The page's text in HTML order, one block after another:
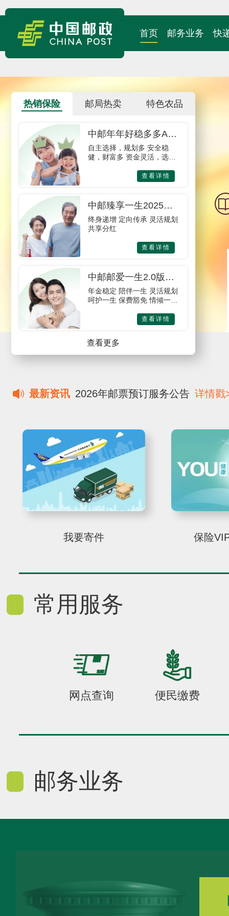
首页 邮务业务 快
热销保险 邮局热卖 特色农品
中邮年年好稳多多A款
年金保险
自主选择，规划多 安全稳
健，财富多 资金灵活，选择
查看详情
中邮臻享一生2025终
身寿险（分红型）
终身递增 定向传承 灵活规划
共享分红
查看详情
中邮邮爱一生2.0版年
金保险
年金稳定 陪伴一生 灵活规划
呵护一生 保费豁免 情倾一生
查看详情
查看更多
最新资讯 2026年邮票预订服务公告 详情戳
我要寄件 保险
常用服务
网点查询 便民缴费
邮务业务